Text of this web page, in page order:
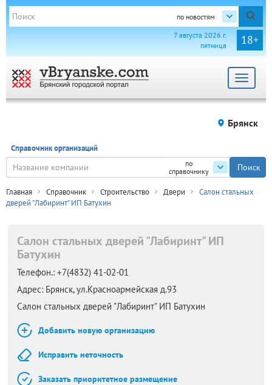
по новостям
18+
7 августа 2026 г.
пятница
Toggle
Брянск
Справочник организаций
по
справочнику
Главная Справочник Строительство Двери
Салон стальных
дверей "Лабиринт" ИП Батухин
Салон стальных дверей "Лабиринт" ИП
Батухин
Телефон.: +7(4832) 41-02-01
Адрес: Брянск,ул.Красноармейская д.93
Салон стальных дверей "Лабиринт" ИП Батухин
Добавить новую организацию
Исправить неточность
Заказать приоритетное размещение